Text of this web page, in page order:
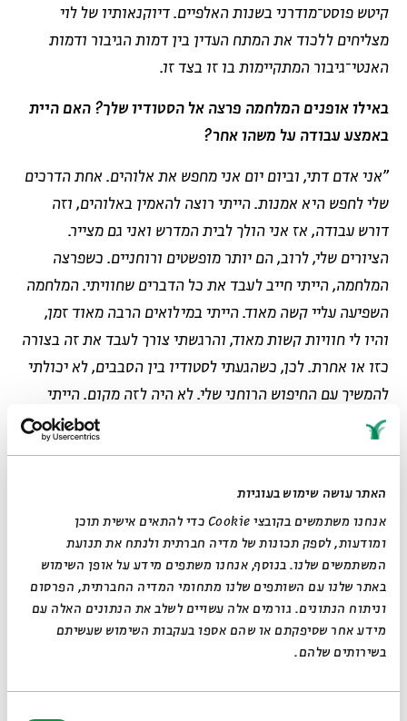
האתר עושה שימוש בעוגיות
אנחנו משתמשים בקובצי Cookie כדי להתאים אישית תוכן
ומודעות, לספק תכונות של מדיה חברתית ולנתח את תנועת
המשתמשים שלנו. בנוסף, אנחנו משתפים מידע על אופן השימוש
באתר שלנו עם השותפים שלנו מתחומי המדיה החברתית, הפרסום
וניתוח הנתונים. גורמים אלה עשויים לשלב את הנתונים האלה עם
מידע אחר שסיפקתם או שהם אספו בעקבות השימוש שעשיתם
בשירותים שלהם.
קיטש פוסט־מודרני בשנות האלפיים. דיוקנאותיו של לוי
מצליחים ללכוד את המתח העדין בין דמות הגיבור ודמות
האנטי־גיבור המתקיימות בו זו בצד זו.
באילו אופנים המלחמה פרצה אל הסטודיו שלך? האם היית
באמצע עבודה על משהו אחר?
"אני אדם דתי, וביום יום אני מחפש את אלוהים. אחת הדרכים
שלי לחפש היא אמנות. הייתי רוצה להאמין באלוהים, וזה
דורש עבודה, אז אני הולך לבית המדרש ואני גם מצייר.
הציורים שלי, לרוב, הם יותר מופשטים ורוחניים. כשפרצה
המלחמה, הייתי חייב לעבד את כל הדברים שחוויתי. המלחמה
השפיעה עליי קשה מאוד. הייתי במילואים הרבה מאוד זמן,
והיו לי חוויות קשות מאוד, והרגשתי צורך לעבד את זה בצורה
כזו או אחרת. לכן, כשהגעתי לסטודיו בין הסבבים, לא יכולתי
להמשיך עם החיפוש הרוחני שלי. לא היה לזה מקום. הייתי
צריך לעבד, ולכן התחלתי להתעסק באמנות שלי כחייל
עשית אמנות במילואים?
"כן, במשך המילואים צילמתי, והיה לי יומן מלחמה, ואפילו
בסבב האחרון ציירתי בצבעי שמן. במילואים הייתי אמן,
וכשחזרתי לסטודיו, הייתי מילואימניק. עסקתי בחוויית
המילואים שלי. יצרתי לעצמי איזו תנודתיות, כי המעברים הם
נורא קשים. יש לי ילדה בת שנה, והמעבר בין להיות בכוננות
משנה כמה ישנת. אני חושב שהמקום הזה שיצרתי לעצמי –